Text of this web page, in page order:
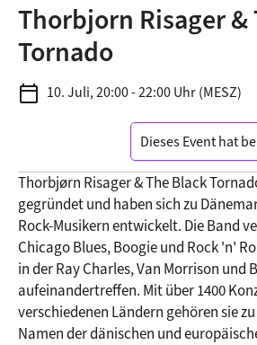
Thorbjorn Risager &
Tornado
calendar_today 10. Juli, 20:00 - 22:00 Uhr (MESZ)
Dieses Event hat
Thorbjørn Risager & The Black
gegründet und haben sich zu
Rock-Musikern entwickelt. Die Band
Chicago Blues, Boogie und Rock 'n'
in der Ray Charles, Van Morrison und
aufeinandertreffen. Mit über 1400
verschiedenen Ländern gehören sie
Namen der dänischen und